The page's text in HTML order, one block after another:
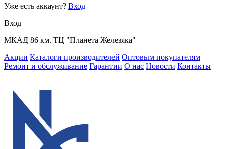
Уже есть аккаунт? Вход
Вход
МКАД 86 км. ТЦ "Планета Железяка"
Акции Каталоги производителей Оптовым покупателям
Ремонт и обслуживание Гарантии О нас Новости Контакты